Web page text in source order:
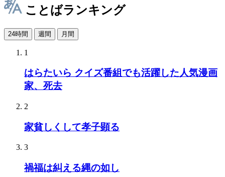
ことばランキング
24時間 週間 月間
1
はらたいら クイズ番組でも活躍した人気漫画
家、死去
2
家貧しくして孝子顕る
3
禍福は糾える縄の如し